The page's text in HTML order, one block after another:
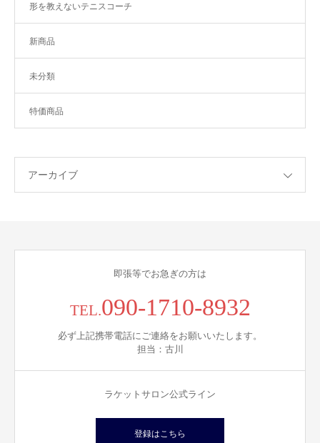
形を教えないテニスコーチ
新商品
未分類
特価商品
アーカイブ
即張等でお急ぎの方は
TEL.090-1710-8932
必ず上記携帯電話にご連絡をお願いいたします。
担当：古川
ラケットサロン公式ライン
登録はこちら